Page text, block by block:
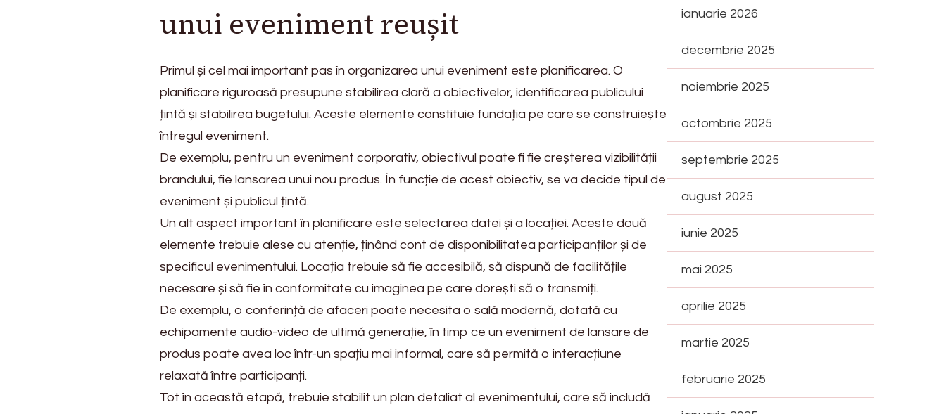
unui eveniment reușit
Primul și cel mai important pas în organizarea unui eveniment este planificarea. O
planificare riguroasă presupune stabilirea clară a obiectivelor, identificarea publicului
țintă și stabilirea bugetului. Aceste elemente constituie fundația pe care se construiește
întregul eveniment.
De exemplu, pentru un eveniment corporativ, obiectivul poate fi fie creșterea vizibilității
brandului, fie lansarea unui nou produs. În funcție de acest obiectiv, se va decide tipul de
eveniment și publicul țintă.
Un alt aspect important în planificare este selectarea datei și a locației. Aceste două
elemente trebuie alese cu atenție, ținând cont de disponibilitatea participanților și de
specificul evenimentului. Locația trebuie să fie accesibilă, să dispună de facilitățile
necesare și să fie în conformitate cu imaginea pe care dorești să o transmiți.
De exemplu, o conferință de afaceri poate necesita o sală modernă, dotată cu
echipamente audio-video de ultimă generație, în timp ce un eveniment de lansare de
produs poate avea loc într-un spațiu mai informal, care să permită o interacțiune
relaxată între participanți.
Tot în această etapă, trebuie stabilit un plan detaliat al evenimentului, care să includă
ianuarie 2026
decembrie 2025
noiembrie 2025
octombrie 2025
septembrie 2025
august 2025
iunie 2025
mai 2025
aprilie 2025
martie 2025
februarie 2025